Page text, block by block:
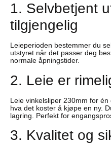
1. Selvbetjent
tilgjengelig
Leieperioden bestemmer du
utstyret når det passer deg
normale åpningstider.
2. Leie er
Leie vinkelsliper 230mm for
hva det koster å kjøpe en ny.
lagring. Perfekt for
3. Kvalitet og